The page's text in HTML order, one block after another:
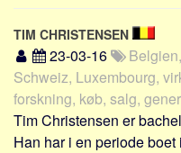
TIM CHRISTENSEN
23-03-16
Schweiz, Luxembourg,
forskning, køb, salg,
Tim Christensen er
Han har i en periode boet